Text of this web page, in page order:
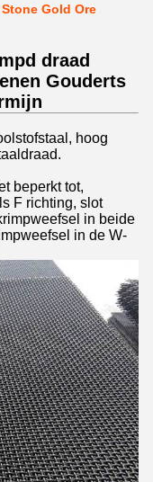
Gold Ore
draad
Gouderts
hoog
beperkt tot,
F richting, slot
in beide
in de W-